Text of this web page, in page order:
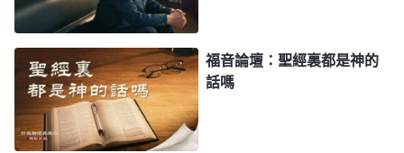
有的是他們個人的一些經歷認識，因為每個人的生活
的背景、身量、素質，還有個人的經歷認識都不一
樣，所以記載的内容也有所不同，難免會有誤差或人
意的摻雜。比如四福音，同樣都是記載主耶穌作的工
作、説的話，但馬太、馬可、路加、約翰他們四個人
福音論壇：聖經裏都是神的
話嗎